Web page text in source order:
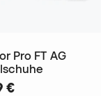
Pro FT AG
€